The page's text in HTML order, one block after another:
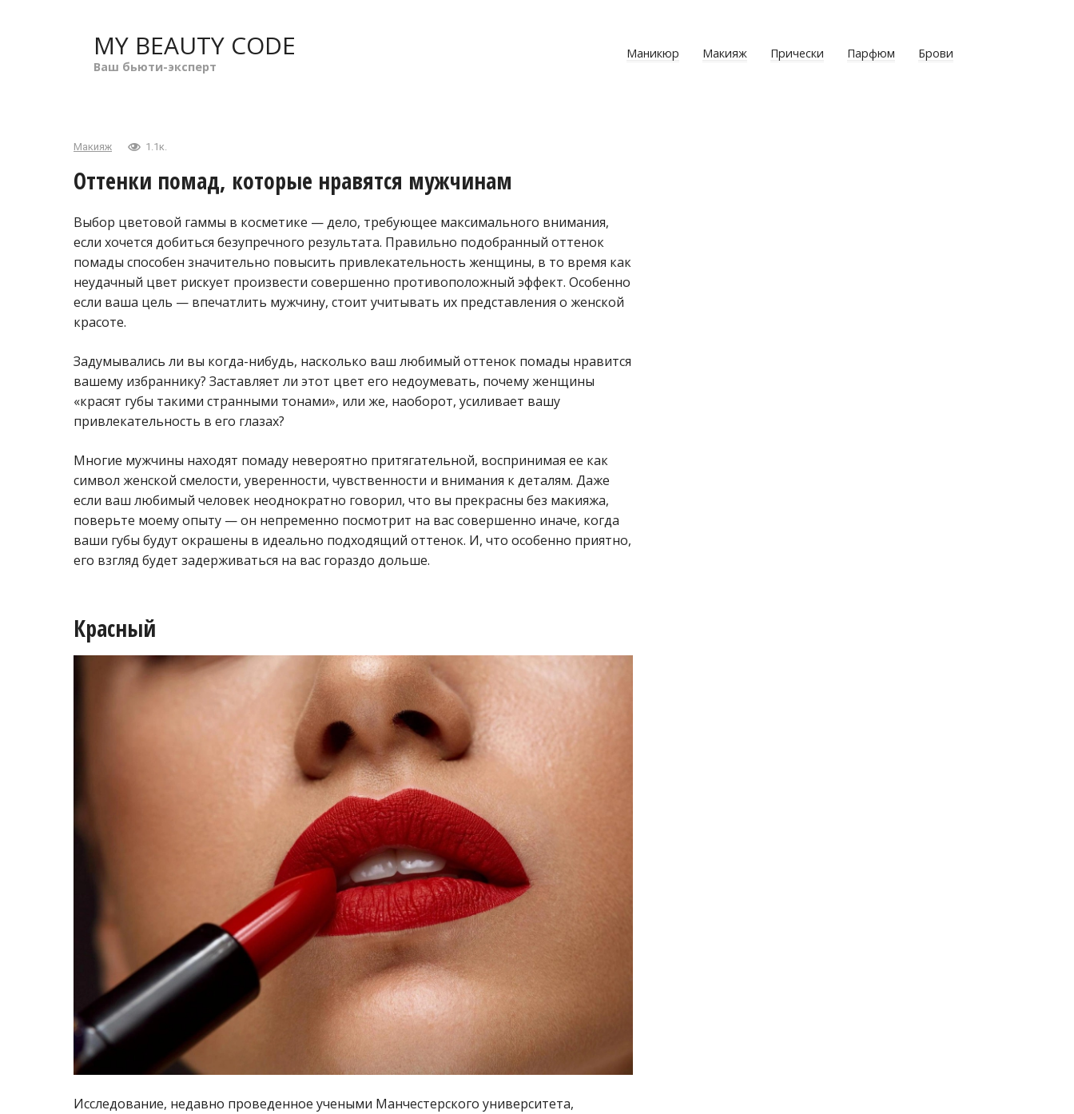
MY BEAUTY CODE
Ваш бьюти-эксперт
Маникюр Макияж Прически Парфюм Брови
Макияж 1.1к.
Оттенки помад, которые нравятся мужчинам
Выбор цветовой гаммы в косметике — дело, требующее максимального внимания,
если хочется добиться безупречного результата. Правильно подобранный оттенок
помады способен значительно повысить привлекательность женщины, в то время как
неудачный цвет рискует произвести совершенно противоположный эффект. Особенно
если ваша цель — впечатлить мужчину, стоит учитывать их представления о женской
красоте.
Задумывались ли вы когда-нибудь, насколько ваш любимый оттенок помады нравится
вашему избраннику? Заставляет ли этот цвет его недоумевать, почему женщины
«красят губы такими странными тонами», или же, наоборот, усиливает вашу
привлекательность в его глазах?
Многие мужчины находят помаду невероятно притягательной, воспринимая ее как
символ женской смелости, уверенности, чувственности и внимания к деталям. Даже
если ваш любимый человек неоднократно говорил, что вы прекрасны без макияжа,
поверьте моему опыту — он непременно посмотрит на вас совершенно иначе, когда
ваши губы будут окрашены в идеально подходящий оттенок. И, что особенно приятно,
его взгляд будет задерживаться на вас гораздо дольше.
Красный
Исследование, недавно проведенное учеными Манчестерского университета,